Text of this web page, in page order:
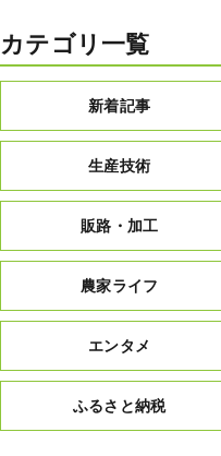
カテゴリ一覧
新着記事
生産技術
販路・加工
農家ライフ
エンタメ
ふるさと納税